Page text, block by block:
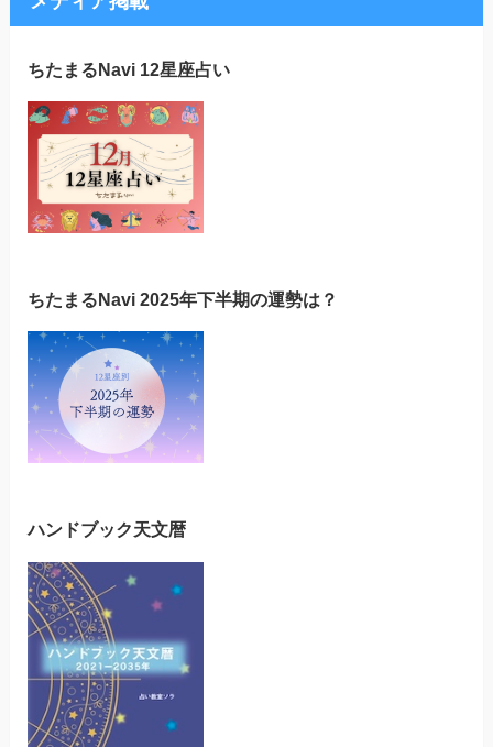
ちたまるNavi 12星座占い
ちたまるNavi 2025年下半期の運勢は？
ハンドブック天文暦